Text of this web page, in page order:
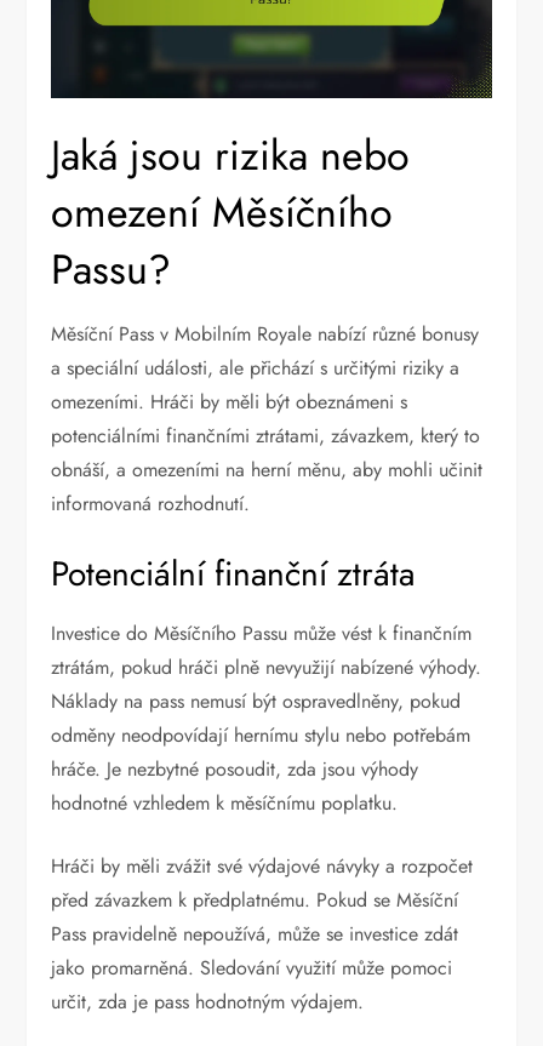
Jaká jsou rizika nebo
omezení Měsíčního
Passu?
Měsíční Pass v Mobilním Royale nabízí různé bonusy
a speciální události, ale přichází s určitými riziky a
omezeními. Hráči by měli být obeznámeni s
potenciálními finančními ztrátami, závazkem, který to
obnáší, a omezeními na herní měnu, aby mohli učinit
informovaná rozhodnutí.
Potenciální finanční ztráta
Investice do Měsíčního Passu může vést k finančním
ztrátám, pokud hráči plně nevyužijí nabízené výhody.
Náklady na pass nemusí být ospravedlněny, pokud
odměny neodpovídají hernímu stylu nebo potřebám
hráče. Je nezbytné posoudit, zda jsou výhody
hodnotné vzhledem k měsíčnímu poplatku.
Hráči by měli zvážit své výdajové návyky a rozpočet
před závazkem k předplatnému. Pokud se Měsíční
Pass pravidelně nepoužívá, může se investice zdát
jako promarněná. Sledování využití může pomoci
určit, zda je pass hodnotným výdajem.